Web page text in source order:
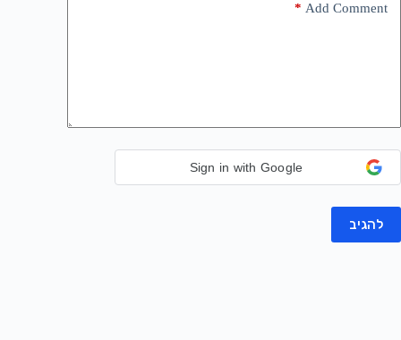
Add Comment
*
Sign in with Google
להגיב